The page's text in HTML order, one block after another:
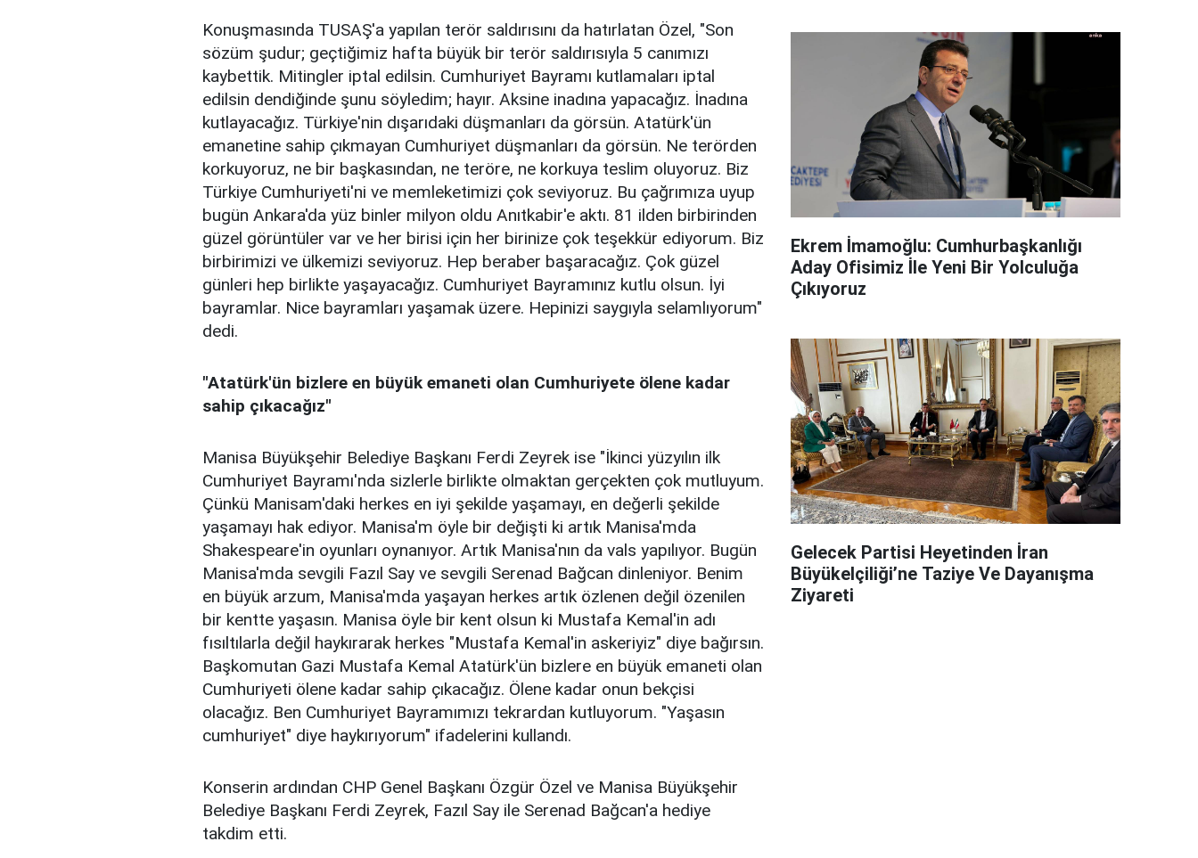
Konuşmasında TUSAŞ'a yapılan terör saldırısını da hatırlatan Özel, "Son
sözüm şudur; geçtiğimiz hafta büyük bir terör saldırısıyla 5 canımızı
kaybettik. Mitingler iptal edilsin. Cumhuriyet Bayramı kutlamaları iptal
edilsin dendiğinde şunu söyledim; hayır. Aksine inadına yapacağız. İnadına
kutlayacağız. Türkiye'nin dışarıdaki düşmanları da görsün. Atatürk'ün
emanetine sahip çıkmayan Cumhuriyet düşmanları da görsün. Ne terörden
korkuyoruz, ne bir başkasından, ne teröre, ne korkuya teslim oluyoruz. Biz
Türkiye Cumhuriyeti'ni ve memleketimizi çok seviyoruz. Bu çağrımıza uyup
bugün Ankara'da yüz binler milyon oldu Anıtkabir'e aktı. 81 ilden birbirinden
güzel görüntüler var ve her birisi için her birinize çok teşekkür ediyorum. Biz
birbirimizi ve ülkemizi seviyoruz. Hep beraber başaracağız. Çok güzel
günleri hep birlikte yaşayacağız. Cumhuriyet Bayramınız kutlu olsun. İyi
bayramlar. Nice bayramları yaşamak üzere. Hepinizi saygıyla selamlıyorum"
dedi.
"Atatürk'ün bizlere en büyük emaneti olan Cumhuriyete ölene kadar
sahip çıkacağız"
Manisa Büyükşehir Belediye Başkanı Ferdi Zeyrek ise "İkinci yüzyılın ilk
Cumhuriyet Bayramı'nda sizlerle birlikte olmaktan gerçekten çok mutluyum.
Çünkü Manisam'daki herkes en iyi şekilde yaşamayı, en değerli şekilde
yaşamayı hak ediyor. Manisa'm öyle bir değişti ki artık Manisa'mda
Shakespeare'in oyunları oynanıyor. Artık Manisa'nın da vals yapılıyor. Bugün
Manisa'mda sevgili Fazıl Say ve sevgili Serenad Bağcan dinleniyor. Benim
en büyük arzum, Manisa'mda yaşayan herkes artık özlenen değil özenilen
bir kentte yaşasın. Manisa öyle bir kent olsun ki Mustafa Kemal'in adı
fısıltılarla değil haykırarak herkes "Mustafa Kemal'in askeriyiz" diye bağırsın.
Başkomutan Gazi Mustafa Kemal Atatürk'ün bizlere en büyük emaneti olan
Cumhuriyeti ölene kadar sahip çıkacağız. Ölene kadar onun bekçisi
olacağız. Ben Cumhuriyet Bayramımızı tekrardan kutluyorum. "Yaşasın
cumhuriyet" diye haykırıyorum" ifadelerini kullandı.
Konserin ardından CHP Genel Başkanı Özgür Özel ve Manisa Büyükşehir
Belediye Başkanı Ferdi Zeyrek, Fazıl Say ile Serenad Bağcan'a hediye
takdim etti.
Ekrem İmamoğlu: Cumhurbaşkanlığı
Aday Ofisimiz İle Yeni Bir Yolculuğa
Çıkıyoruz
Gelecek Partisi Heyetinden İran
Büyükelçiliği’ne Taziye Ve Dayanışma
Ziyareti